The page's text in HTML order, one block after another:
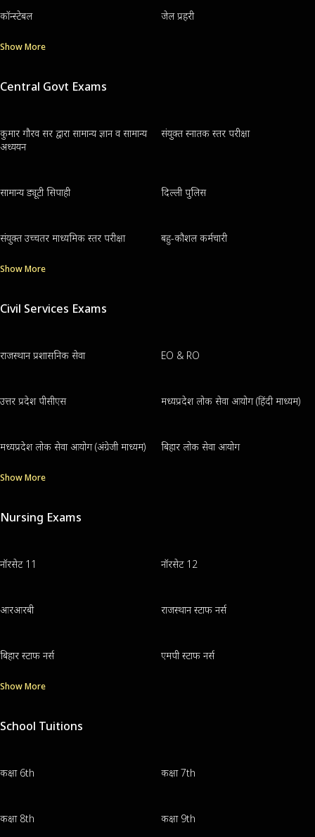
कॉन्स्टेबल जेल प्रहरी
Show More
Central Govt Exams
कुमार गौरव सर द्वारा सामान्य ज्ञान व सामान्य
अध्ययन
संयुक्त स्नातक स्तर परीक्षा
सामान्य ड्यूटी सिपाही दिल्ली पुलिस
संयुक्त उच्चतर माध्यमिक स्तर परीक्षा बहु-कौशल कर्मचारी
Show More
Civil Services Exams
राजस्थान प्रशासनिक सेवा EO & RO
उत्तर प्रदेश पीसीएस मध्यप्रदेश लोक सेवा आयोग (हिंदी माध्यम)
मध्यप्रदेश लोक सेवा आयोग (अंग्रेजी माध्यम) बिहार लोक सेवा आयोग
Show More
Nursing Exams
नॉरसेट 11 नॉरसेट 12
आरआरबी राजस्थान स्टाफ नर्स
बिहार स्टाफ नर्स एमपी स्टाफ नर्स
Show More
School Tuitions
कक्षा 6th कक्षा 7th
कक्षा 8th कक्षा 9th